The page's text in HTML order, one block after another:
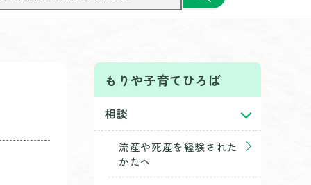
もりや子育てひろば
相談
流産や死産を経験された
かたへ